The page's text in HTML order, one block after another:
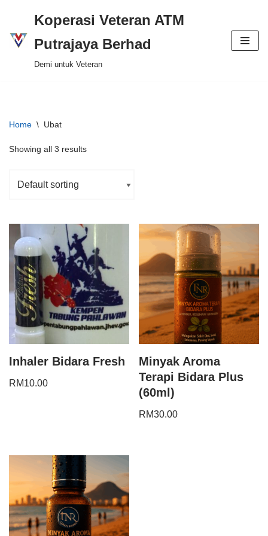
Skip
content
Koperasi Veteran ATM
Putrajaya Berhad
Demi untuk Veteran
Home \ Ubat
Showing all 3 results
Inhaler Bidara Fresh
RM10.00
Minyak Aroma
Terapi Bidara Plus
(60ml)
RM30.00